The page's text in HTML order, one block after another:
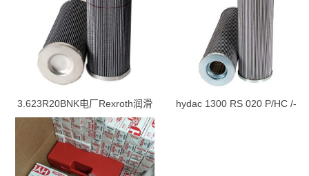
3.623R20BNK电厂Rexroth润滑
油站滤芯
hydac 1300 RS 020 P/HC /-